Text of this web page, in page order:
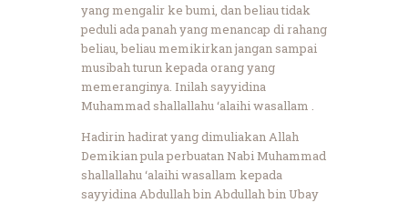
yang mengalir ke bumi, dan beliau tidak
peduli ada panah yang menancap di rahang
beliau, beliau memikirkan jangan sampai
musibah turun kepada orang yang
memeranginya. Inilah sayyidina
Muhammad shallallahu ‘alaihi wasallam .
Hadirin hadirat yang dimuliakan Allah
Demikian pula perbuatan Nabi Muhammad
shallallahu ‘alaihi wasallam kepada
sayyidina Abdullah bin Abdullah bin Ubay